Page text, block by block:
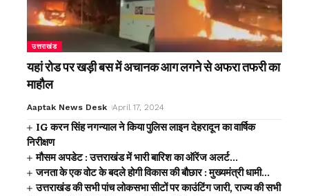
उत्तराखंड
यहां रोड पर खड़ी बस में अचानक आग लगने से अफरा तफरी का
माहौल
Aaptak News Desk April 17, 2024
IG करन सिंह नगन्याल ने किया पुलिस लाइन देहरादून का वार्षिक
निरीक्षण
मौसम अपडेट : उत्तराखंड में भारी बारिश का ऑरेंज अलर्ट…
जनता के एक वोट के बदले होगी विकास की बौछार : मुख्यमंत्री धामी…
उत्तराखंड की सभी पांच लोकसभा सीटों पर काउंटिंग जारी, राज्य की सभी